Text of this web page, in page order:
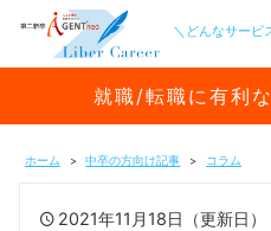
＼どんなサービ
就職/転職に有利
ホーム 中卒の方向け記事 コラム
2021年11月18日（更新日）